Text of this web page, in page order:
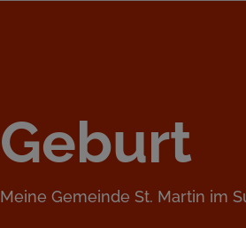
Geburt
Meine Gemeinde St. Martin im